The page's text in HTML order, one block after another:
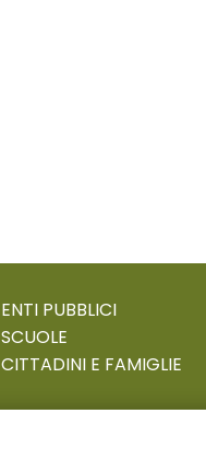
ENTI PUBBLICI
SCUOLE
CITTADINI E FAMIGLIE